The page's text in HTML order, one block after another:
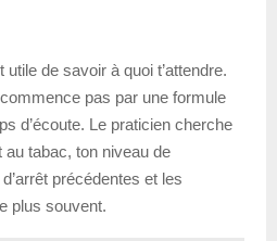
de savoir à quoi t’attendre.
pas par une formule
d’écoute. Le praticien cherche
tabac, ton niveau de
précédentes et les
plus souvent.